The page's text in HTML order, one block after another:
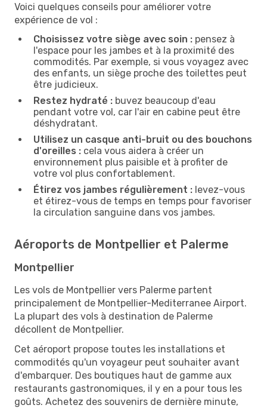
Voici quelques conseils pour améliorer votre
expérience de vol :
Choisissez votre siège avec soin : pensez à
l'espace pour les jambes et à la proximité des
commodités. Par exemple, si vous voyagez avec
des enfants, un siège proche des toilettes peut
être judicieux.
Restez hydraté : buvez beaucoup d'eau
pendant votre vol, car l'air en cabine peut être
déshydratant.
Utilisez un casque anti-bruit ou des bouchons
d'oreilles : cela vous aidera à créer un
environnement plus paisible et à profiter de
votre vol plus confortablement.
Étirez vos jambes régulièrement : levez-vous
et étirez-vous de temps en temps pour favoriser
la circulation sanguine dans vos jambes.
Aéroports de Montpellier et Palerme
Montpellier
Les vols de Montpellier vers Palerme partent
principalement de Montpellier-Mediterranee Airport.
La plupart des vols à destination de Palerme
décollent de Montpellier.
Cet aéroport propose toutes les installations et
commodités qu'un voyageur peut souhaiter avant
d'embarquer. Des boutiques haut de gamme aux
restaurants gastronomiques, il y en a pour tous les
goûts. Achetez des souvenirs de dernière minute,